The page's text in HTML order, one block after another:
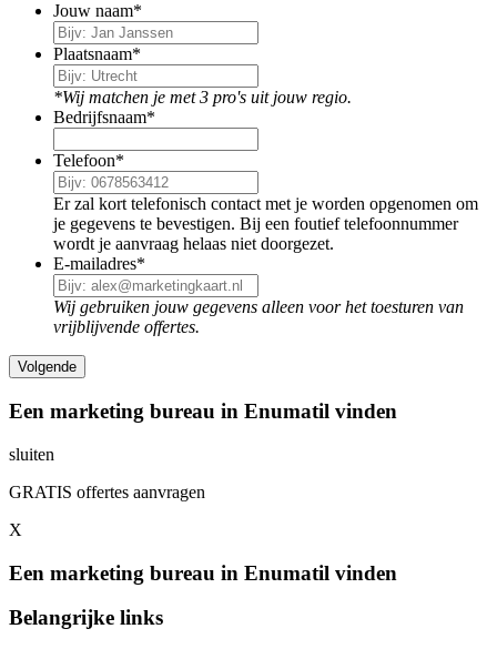
Jouw naam*
Plaatsnaam*
*Wij matchen je met 3 pro's uit jouw regio.
Bedrijfsnaam*
Telefoon*
Er zal kort telefonisch contact met je worden opgenomen om
je gegevens te bevestigen. Bij een foutief telefoonnummer
wordt je aanvraag helaas niet doorgezet.
E-mailadres*
Wij gebruiken jouw gegevens alleen voor het toesturen van
vrijblijvende offertes.
Een marketing bureau in Enumatil vinden
sluiten
GRATIS offertes aanvragen
X
Een marketing bureau in Enumatil vinden
Belangrijke links